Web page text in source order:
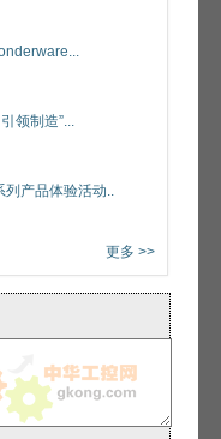
领制造”...
列产品体验活动..
更多 >>